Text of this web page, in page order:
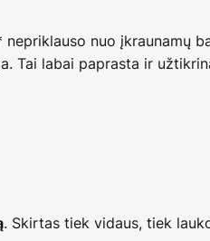
nuo įkraunamų
Tai labai paprasta ir
. Skirtas tiek vidaus, tiek